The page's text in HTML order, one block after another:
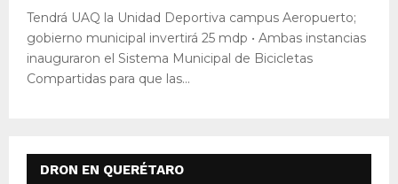
Tendrá UAQ la Unidad Deportiva campus Aeropuerto;
gobierno municipal invertirá 25 mdp • Ambas instancias
inauguraron el Sistema Municipal de Bicicletas
Compartidas para que las...
DRON EN QUERÉTARO